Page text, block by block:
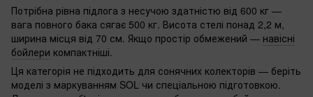
Потрібна рівна підлога з несучою здатністю від 600 кг —
вага повного бака сягає 500 кг. Висота стелі понад 2,2 м,
ширина місця від 70 см. Якщо простір обмежений — навісні
бойлери компактніші.
Ця категорія не підходить для сонячних колекторів — беріть
моделі з маркуванням SOL чи спеціальною підготовкою.